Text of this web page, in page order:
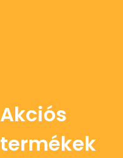
Akciós
termékek